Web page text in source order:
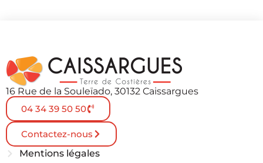
16 Rue de la Souleïado, 30132 Caissargues
04 34 39 50 50
Contactez-nous
Mentions légales